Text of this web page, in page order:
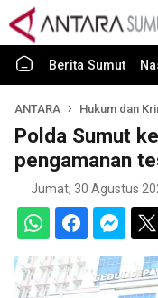
Berita Sumut
ANTARA Hukum dan
Polda Sumut
pengamanan
Jumat, 30 Agustus